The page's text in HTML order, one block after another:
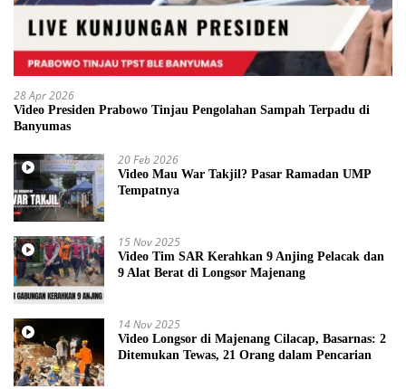
28 Apr 2026
Video Presiden Prabowo Tinjau Pengolahan Sampah Terpadu di
Banyumas
20 Feb 2026
Video Mau War Takjil? Pasar Ramadan UMP
Tempatnya
15 Nov 2025
Video Tim SAR Kerahkan 9 Anjing Pelacak dan
9 Alat Berat di Longsor Majenang
14 Nov 2025
Video Longsor di Majenang Cilacap, Basarnas: 2
Ditemukan Tewas, 21 Orang dalam Pencarian